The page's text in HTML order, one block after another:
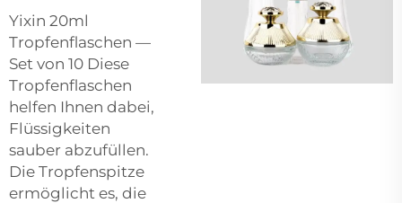
Yixin 20ml
Tropfenflaschen —
Set von 10 Diese
Tropfenflaschen
helfen Ihnen dabei,
Flüssigkeiten
sauber abzufüllen.
Die Tropfenspitze
ermöglicht es, die